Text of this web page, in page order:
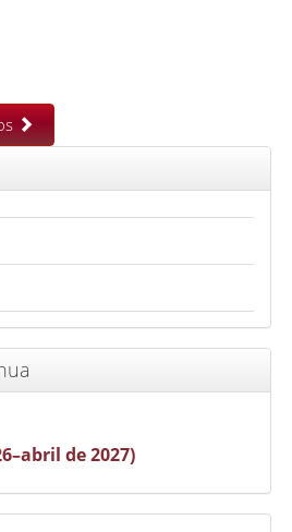
de 2027)